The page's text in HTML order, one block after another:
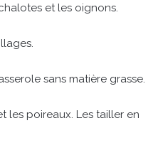
et les oignons.
sans matière grasse.
les poireaux. Les tailler en